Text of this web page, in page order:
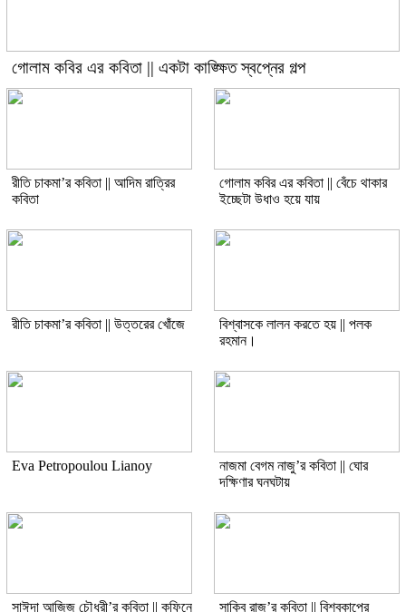
গোলাম কবির এর কবিতা || একটা কাঙ্ক্ষিত স্বপ্নের গল্প
রীতি চাকমা’র কবিতা || আদিম রাত্রির
কবিতা
গোলাম কবির এর কবিতা || বেঁচে থাকার
ইচ্ছেটা উধাও হয়ে যায়
রীতি চাকমা’র কবিতা || উত্তরের খোঁজে
বিশ্বাসকে লালন করতে হয় || পলক
রহমান।
Eva Petropoulou Lianoy
নাজমা বেগম নাজু’র কবিতা || ঘোর
দক্ষিণার ঘনঘটায়
সাঈদা আজিজ চৌধুরী’র কবিতা || কফিনে
সাকিব রাজু’র কবিতা || বিশ্বকাপের